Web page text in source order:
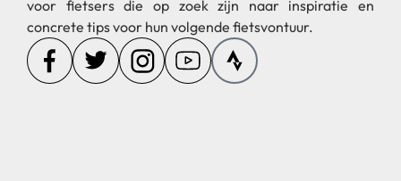
voor fietsers die op zoek zijn naar inspiratie en
concrete tips voor hun volgende fietsvontuur.